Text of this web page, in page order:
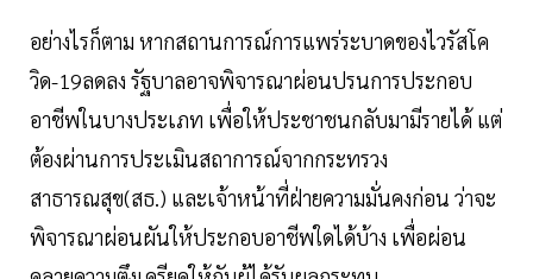
อย่างไรก็ตาม​ หากสถานการณ์การแพร่ระบาดของไวรัสโค
วิด-19​ลดลง​ รัฐบาลอาจพิจารณาผ่อนปรนการประกอบ
อาชีพในบางประเภท​ เพื่อให้ประชาชนกลับมามีรายได้ แต่
ต้องผ่านการประเมินสถาการณ์จากกระทรวง
สาธารณสุข(สธ.)​ และเจ้าหน้าที่ฝ่ายความมั่นคง​ก่อน ว่าจะ
พิจารณาผ่อนผันให้ประกอบอาชีพใดได้บ้าง​ เพื่อผ่อน